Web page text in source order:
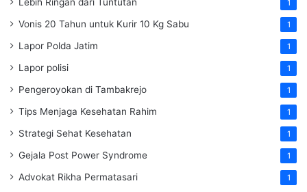
1
Vonis 20 Tahun untuk Kurir 10 Kg Sabu 1
Lapor Polda Jatim 1
Lapor polisi 1
Pengeroyokan di Tambakrejo 1
Tips Menjaga Kesehatan Rahim 1
Strategi Sehat Kesehatan 1
Gejala Post Power Syndrome 1
Advokat Rikha Permatasari 1